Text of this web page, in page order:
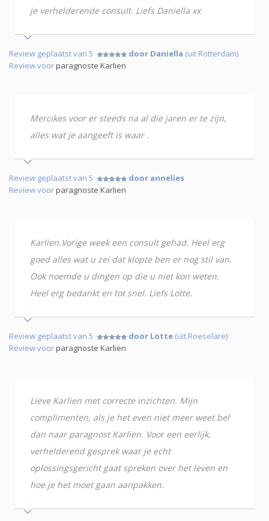
je verhelderende consult. Liefs Daniella xx
Review geplaatst van 5 door Daniella (uit Rotterdam)
Review voorparagnoste Karlien
Mercikes voor er steeds na al die jaren er te zijn,
alles wat je aangeeft is waar .
Review geplaatst van 5
door annelies
Review voorparagnoste Karlien
Karlien.Vorige week een consult gehad. Heel erg
goed alles wat u zei dat klopte ben er nog stil van.
Ook noemde u dingen op die u niet kon weten.
Heel erg bedankt en tot snel. Liefs Lotte.
Review geplaatst van 5 door Lotte (uit Roeselare)
Review voorparagnoste Karlien
Lieve Karlien met correcte inzichten. Mijn
complimenten, als je het even niet meer weet bel
dan naar paragnost Karlien. Voor een eerlijk,
verhelderend gesprek waar je echt
oplossingsgericht gaat spreken over het leven en
hoe je het moet gaan aanpakken.